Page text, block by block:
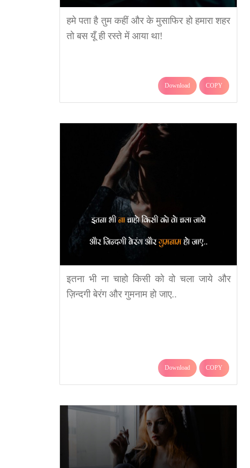
हमे पता है तुम कहीं और के मुसाफिर हो हमारा शहर
तो बस यूँ ही रस्ते में आया था!
Download COPY
इतना भी ना चाहो किसी को वो चला जाये और
ज़िन्दगी बेरंग और गुमनाम हो जाए..
Download COPY